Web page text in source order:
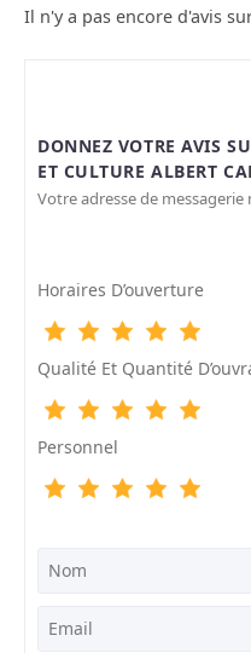
Il n'y a pas encore d'avis
DONNEZ VOTRE AVIS
ET CULTURE ALBERT
Votre adresse de messagerie
Horaires D’ouverture
Qualité Et Quantité
Personnel